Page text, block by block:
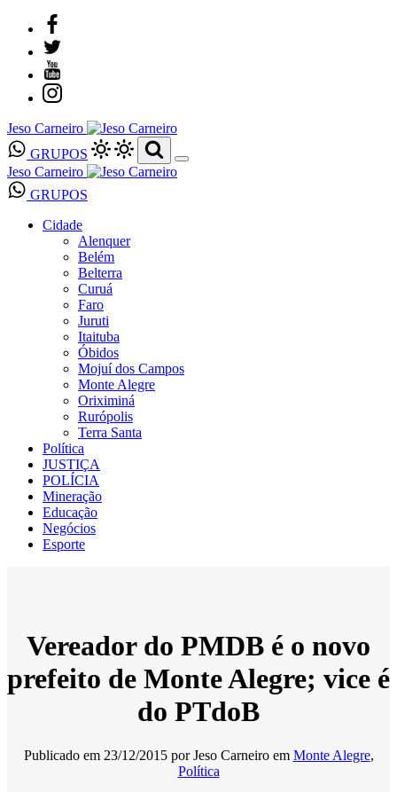
Jeso Carneiro
GRUPOS
Jeso Carneiro
GRUPOS
Cidade
Alenquer
Belém
Belterra
Curuá
Faro
Juruti
Itaituba
Óbidos
Mojuí dos Campos
Monte Alegre
Oriximiná
Rurópolis
Terra Santa
Política
JUSTIÇA
POLÍCIA
Mineração
Educação
Negócios
Esporte
Vereador do PMDB é o novo
prefeito de Monte Alegre; vice é
do PTdoB
Publicado em 23/12/2015 porJeso Carneiro em Monte Alegre,
Política